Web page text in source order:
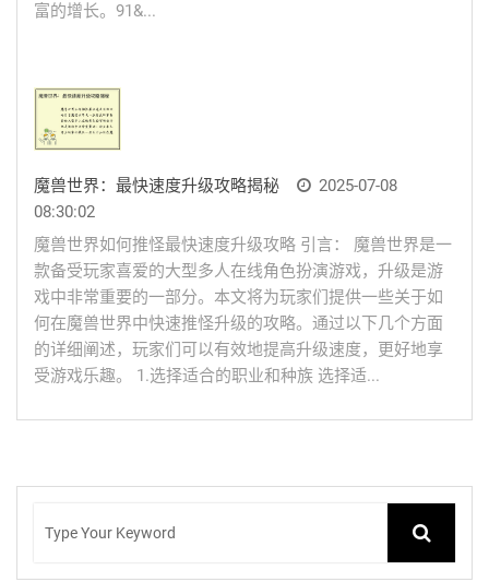
富的增长。91&...
魔兽世界：最快速度升级攻略揭秘
2025-07-08
08:30:02
魔兽世界如何推怪最快速度升级攻略 引言： 魔兽世界是一
款备受玩家喜爱的大型多人在线角色扮演游戏，升级是游
戏中非常重要的一部分。本文将为玩家们提供一些关于如
何在魔兽世界中快速推怪升级的攻略。通过以下几个方面
的详细阐述，玩家们可以有效地提高升级速度，更好地享
受游戏乐趣。 1.选择适合的职业和种族 选择适...